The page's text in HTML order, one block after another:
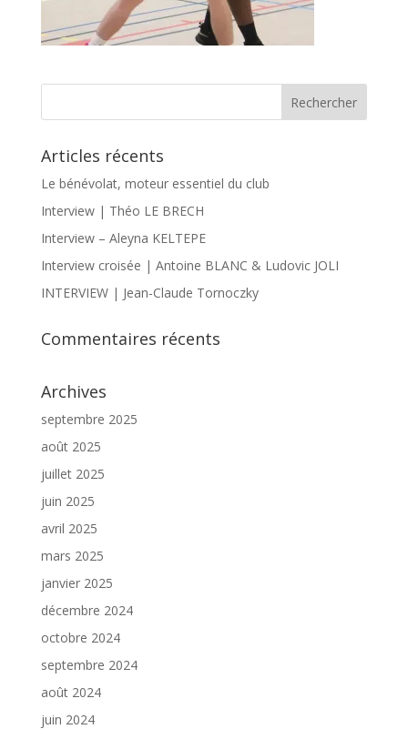
Articles récents
Le bénévolat, moteur essentiel du club
Interview | Théo LE BRECH
Interview – Aleyna KELTEPE
Interview croisée | Antoine BLANC & Ludovic JOLI
INTERVIEW | Jean-Claude Tornoczky
Commentaires récents
Archives
septembre 2025
août 2025
juillet 2025
juin 2025
avril 2025
mars 2025
janvier 2025
décembre 2024
octobre 2024
septembre 2024
août 2024
juin 2024